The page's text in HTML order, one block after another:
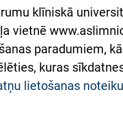
kārtība
та
klīniskā
vietnē
paradumiem,
kuras
lietošanas